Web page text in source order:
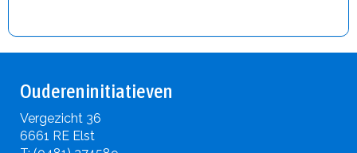
Oudereninitiatieven
Vergezicht 36
6661 RE Elst